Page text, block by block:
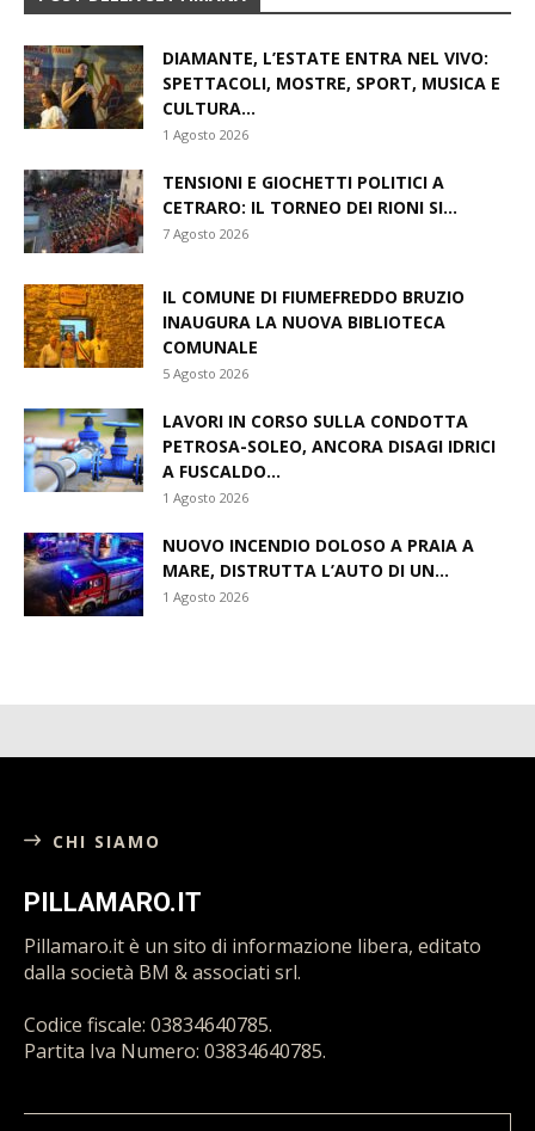
DIAMANTE, L’ESTATE ENTRA NEL VIVO:
SPETTACOLI, MOSTRE, SPORT, MUSICA E
CULTURA...
1 Agosto 2026
TENSIONI E GIOCHETTI POLITICI A
CETRARO: IL TORNEO DEI RIONI SI...
7 Agosto 2026
IL COMUNE DI FIUMEFREDDO BRUZIO
INAUGURA LA NUOVA BIBLIOTECA
COMUNALE
5 Agosto 2026
LAVORI IN CORSO SULLA CONDOTTA
PETROSA-SOLEO, ANCORA DISAGI IDRICI
A FUSCALDO...
1 Agosto 2026
NUOVO INCENDIO DOLOSO A PRAIA A
MARE, DISTRUTTA L’AUTO DI UN...
1 Agosto 2026
CHI SIAMO
PILLAMARO.IT
Pillamaro.it è un sito di informazione libera, editato
dalla società BM & associati srl.
Codice fiscale: 03834640785.
Partita Iva Numero: 03834640785.